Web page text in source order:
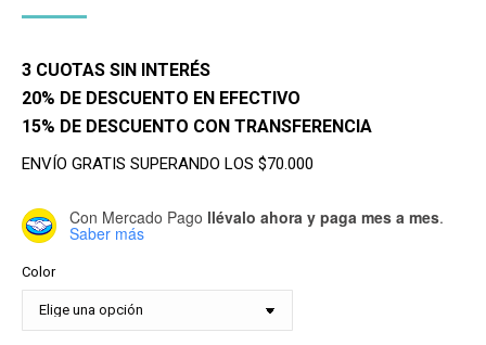
3 CUOTAS SIN INTERÉS
20% DE DESCUENTO EN EFECTIVO
15% DE DESCUENTO CON TRANSFERENCIA
ENVÍO GRATIS SUPERANDO LOS $70.000
Con Mercado Pago llévalo ahora y paga mes a mes.
Saber más
Color